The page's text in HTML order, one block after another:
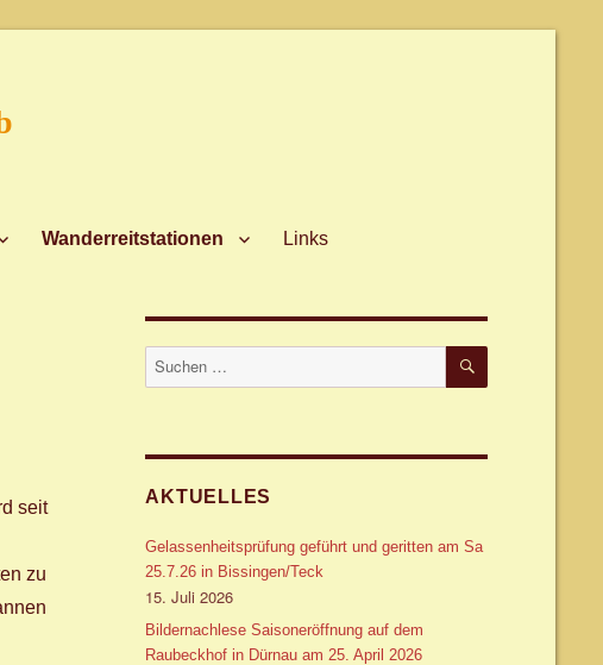
Wanderreitstationen Links
seit
zu
Suche
SUCHEN
AKTUELLES
Gelassenheitsprüfung geführt und geritten am Sa
25.7.26 in Bissingen/Teck
15. Juli 2026
Bildernachlese Saisoneröffnung auf dem
Raubeckhof in Dürnau am 25. April 2026